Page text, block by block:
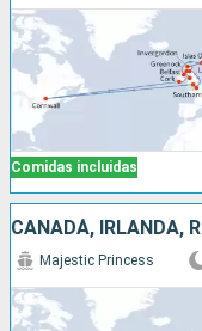
Comidas incluidas
CANADÁ, IRLANDA,
Majestic Princess